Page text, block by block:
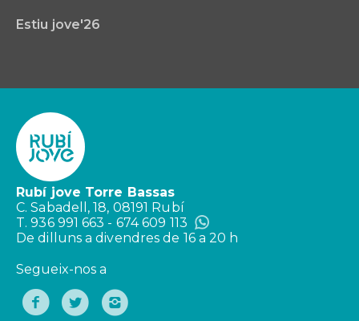
Estiu jove'26
Rubí jove Torre Bassas
C. Sabadell, 18, 08191 Rubí
T. 936 991 663 - 674 609 113
De dilluns a divendres de 16 a 20 h
Segueix-nos a